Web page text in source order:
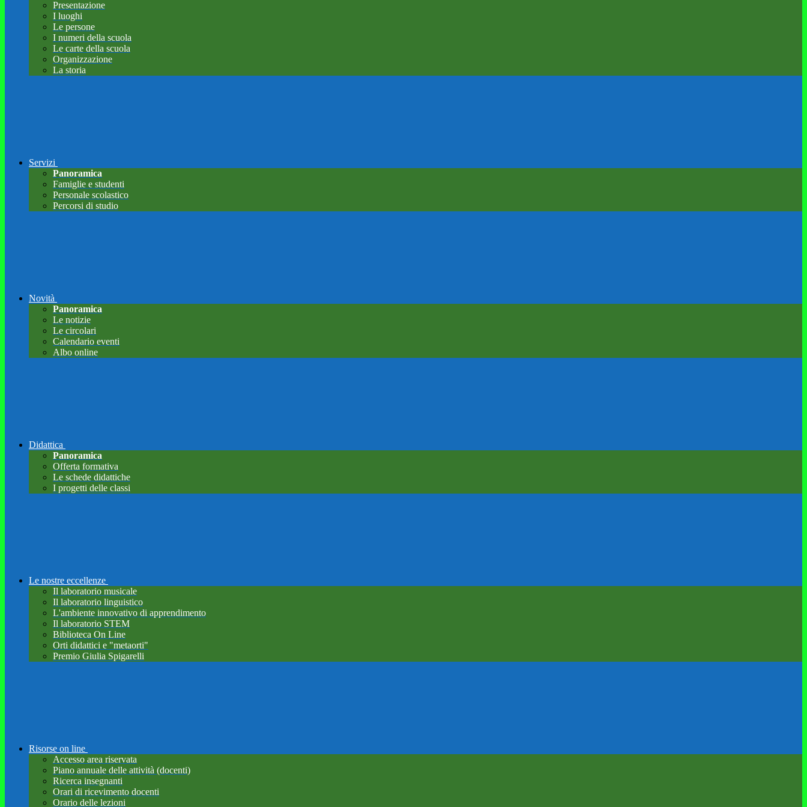
Presentazione
I luoghi
Le persone
I numeri della scuola
Le carte della scuola
Organizzazione
La storia
Servizi
Panoramica
Famiglie e studenti
Personale scolastico
Percorsi di studio
Novità
Panoramica
Le notizie
Le circolari
Calendario eventi
Albo online
Didattica
Panoramica
Offerta formativa
Le schede didattiche
I progetti delle classi
Le nostre eccellenze
Il laboratorio musicale
Il laboratorio linguistico
L'ambiente innovativo di apprendimento
Il laboratorio STEM
Biblioteca On Line
Orti didattici e "metaorti"
Premio Giulia Spigarelli
Risorse on line
Accesso area riservata
Piano annuale delle attività (docenti)
Ricerca insegnanti
Orari di ricevimento docenti
Orario delle lezioni